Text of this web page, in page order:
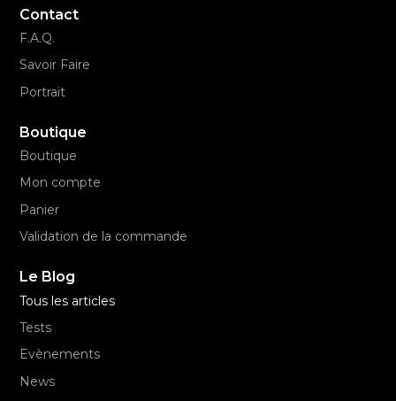
Contact
F.A.Q.
Savoir Faire
Portrait
Boutique
Boutique
Mon compte
Panier
Validation de la commande
Le Blog
Tous les articles
Tests
Evènements
News